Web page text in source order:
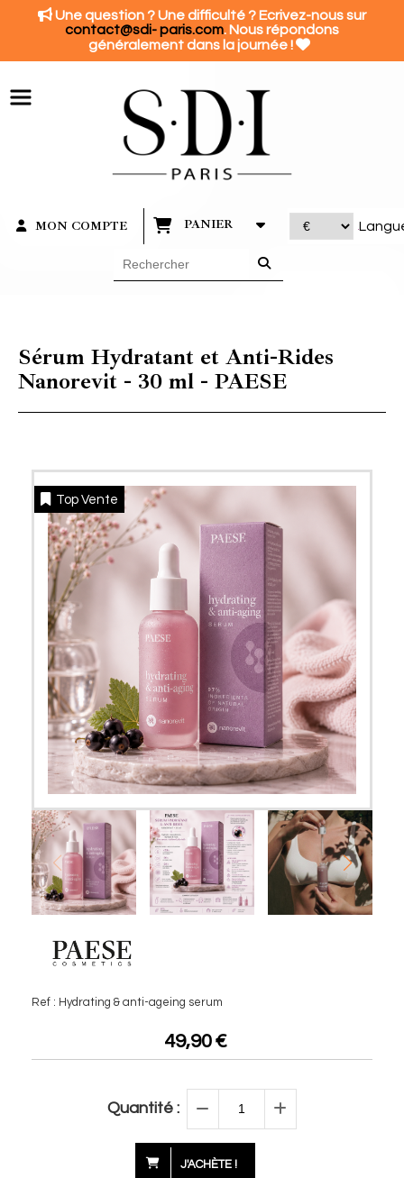
Une question ? Une difficulté ? Ecrivez-nous sur
contact@sdi- paris.com. Nous répondons
généralement dans la journée !
MON COMPTE PANIER
Sérum Hydratant et Anti-Rides
Nanorevit - 30 ml - PAESE
Top Vente
Ref : Hydrating & anti-ageing serum
49,90€
Quantité :
J'ACHÈTE !
Panneau de gestion des cookies